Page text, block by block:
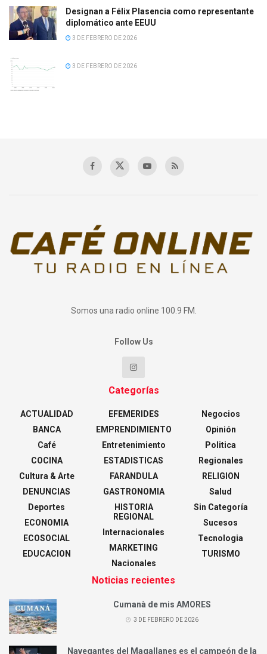
Designan a Félix Plasencia como representante
diplomático ante EEUU
3 DE FEBRERO DE 2026
3 DE FEBRERO DE 2026
Somos una radio online 100.9 FM.
Follow Us
Categorías
ACTUALIDAD
BANCA
Café
COCINA
Cultura & Arte
DENUNCIAS
Deportes
ECONOMIA
ECOSOCIAL
EDUCACION
EFEMERIDES
EMPRENDIMIENTO
Entretenimiento
ESTADISTICAS
FARANDULA
GASTRONOMIA
HISTORIA
REGIONAL
Internacionales
MARKETING
Nacionales
Negocios
Opinión
Politica
Regionales
RELIGION
Salud
Sin Categoría
Sucesos
Tecnologia
TURISMO
Noticias recientes
Cumanà de mis AMORES
3 DE FEBRERO DE 2026
Navegantes del Magallanes es el campeón de la